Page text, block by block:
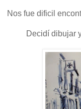
Nos fue dificil
Decidí dibujar